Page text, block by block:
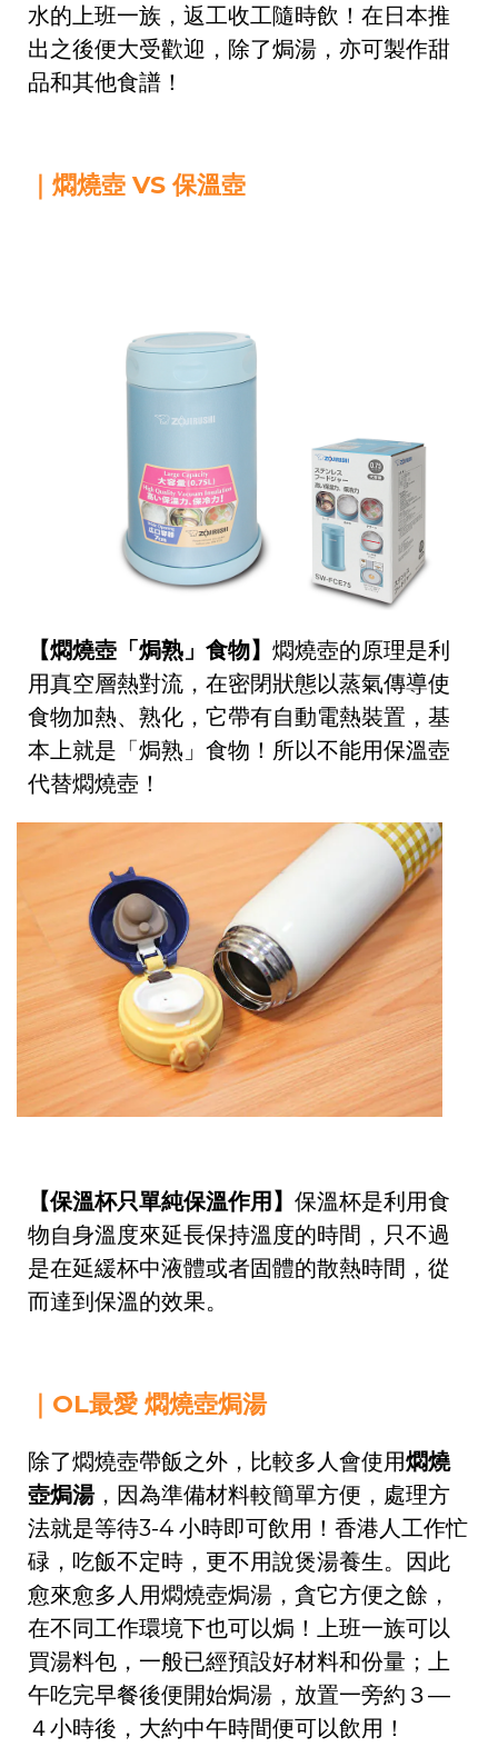
水的上班一族，返工收工隨時飲！在日本推
出之後便大受歡迎，除了焗湯，亦可製作甜
品和其他食譜！
｜燜燒壺 VS 保溫壺
【燜燒壺「焗熟」食物】 燜燒壺的原理是利
用真空層熱對流，在密閉狀態以蒸氣傳導使
食物加熱、熟化，它帶有自動電熱裝置，基
本上就是「焗熟」食物！所以不能用保溫壺
代替燜燒壺！
【保溫杯只單純保溫作用】 保溫杯是利用食
物自身溫度來延長保持溫度的時間，只不過
是在延緩杯中液體或者固體的散熱時間，從
而達到保溫的效果。
｜OL最愛 燜燒壺焗湯
除了燜燒壺帶飯之外，比較多人會使用燜燒
壺焗湯，因為準備材料較簡單方便，處理方
法就是等待3-4 小時即可飲用！香港人工作忙
碌，吃飯不定時，更不用說煲湯養生。因此
愈來愈多人用燜燒壺焗湯，貪它方便之餘，
在不同工作環境下也可以焗！上班一族可以
買湯料包，一般已經預設好材料和份量；上
午吃完早餐後便開始焗湯，放置一旁約３—
４小時後，大約中午時間便可以飲用！